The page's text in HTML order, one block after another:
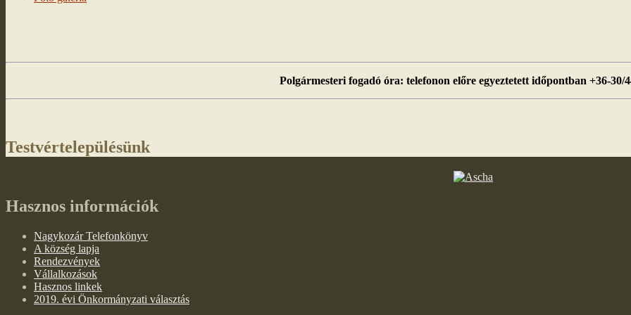
Polgármesteri fogadó óra: telefonon előre egyeztetett időpontban +36-30/
Testvértelepülésünk
Hasznos információk
Nagykozár Telefonkönyv
A község lapja
Rendezvények
Vállalkozások
Hasznos linkek
2019. évi Önkormányzati választás